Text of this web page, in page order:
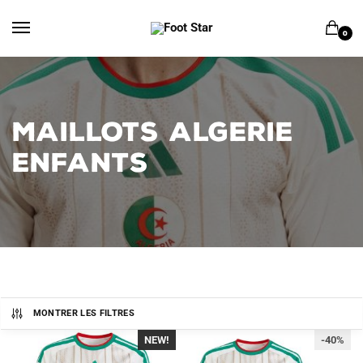
0
MAILLOTS ALGERIE
ENFANTS
MONTRER LES FILTRES
-40%
NEW! -40%